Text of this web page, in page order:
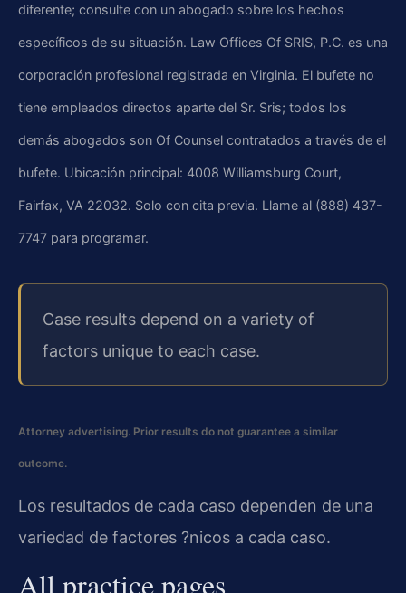
diferente; consulte con un abogado sobre los hechos
específicos de su situación. Law Offices Of SRIS, P.C. es una
corporación profesional registrada en Virginia. El bufete no
tiene empleados directos aparte del Sr. Sris; todos los
demás abogados son Of Counsel contratados a través de el
bufete. Ubicación principal: 4008 Williamsburg Court,
Fairfax, VA 22032. Solo con cita previa. Llame al (888) 437-
7747 para programar.
Case results depend on a variety of
factors unique to each case.
Attorney advertising. Prior results do not guarantee a similar
outcome.
Los resultados de cada caso dependen de una
variedad de factores ?nicos a cada caso.
All practice pages